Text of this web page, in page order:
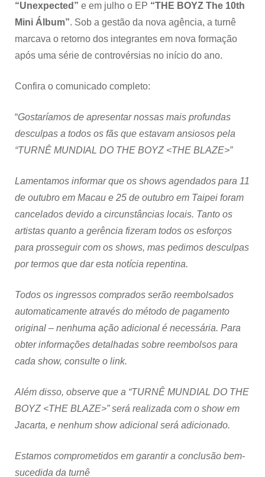
“Unexpected” e em julho o EP “THE BOYZ The 10th
Mini Álbum”. Sob a gestão da nova agência, a turnê
marcava o retorno dos integrantes em nova formação
após uma série de controvérsias no início do ano.
Confira o comunicado completo:
“Gostaríamos de apresentar nossas mais profundas
desculpas a todos os fãs que estavam ansiosos pela
“TURNÊ MUNDIAL DO THE BOYZ <THE BLAZE>”
Lamentamos informar que os shows agendados para 11
de outubro em Macau e 25 de outubro em Taipei foram
cancelados devido a circunstâncias locais. Tanto os
artistas quanto a gerência fizeram todos os esforços
para prosseguir com os shows, mas pedimos desculpas
por termos que dar esta notícia repentina.
Todos os ingressos comprados serão reembolsados ​​
automaticamente através do método de pagamento
original – nenhuma ação adicional é necessária. Para
obter informações detalhadas sobre reembolsos para
cada show, consulte o link.
Além disso, observe que a “TURNÊ MUNDIAL DO THE
BOYZ <THE BLAZE>” será realizada com o show em
Jacarta, e nenhum show adicional será adicionado.
Estamos comprometidos em garantir a conclusão bem-
sucedida da turnê